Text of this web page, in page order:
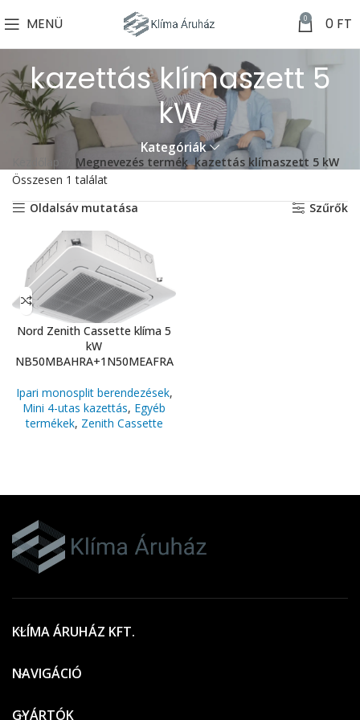
MENÜ 0 0 FT
kazettás klímaszett 5
kW
Kategóriák
Kezdőlap Megnevezés termék kazettás klímaszett 5 kW
Összesen 1 találat
Oldalsáv mutatása
Szűrők
Nord Zenith Cassette klíma 5
kW
NB50MBAHRA+1N50MEAFRA
Ipari monosplit berendezések,
Mini 4-utas kazettás, Egyéb
termékek, Zenith Cassette
KLÍMA ÁRUHÁZ KFT.
NAVIGÁCIÓ
GYÁRTÓK